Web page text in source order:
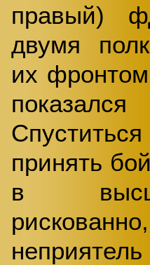
правый)
двумя
их фронтом
принять
в